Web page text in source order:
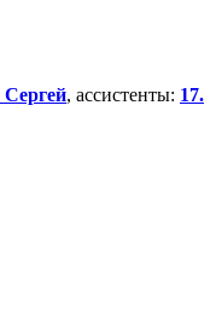
Сергей, ассистенты: 17.